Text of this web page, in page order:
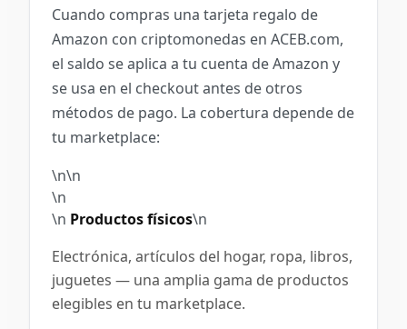
Cuando compras una tarjeta regalo de
Amazon con criptomonedas en ACEB.com,
el saldo se aplica a tu cuenta de Amazon y
se usa en el checkout antes de otros
métodos de pago. La cobertura depende de
tu marketplace:
\n\n
\n
\n Productos físicos\n
Electrónica, artículos del hogar, ropa, libros,
juguetes — una amplia gama de productos
elegibles en tu marketplace.